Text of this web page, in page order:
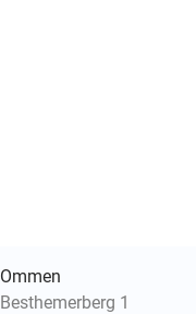
Ommen
Besthemerberg 1